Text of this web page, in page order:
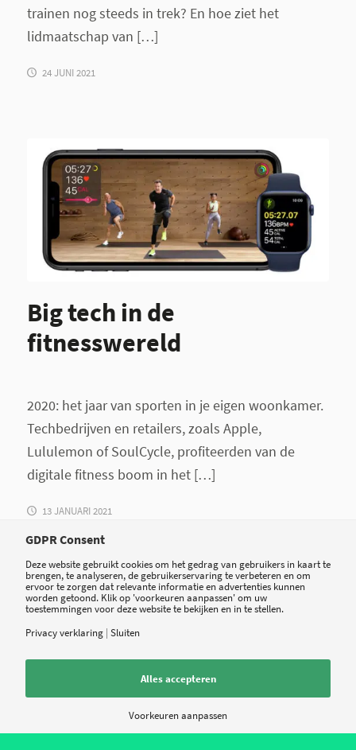
trainen nog steeds in trek? En hoe ziet het
lidmaatschap van […]
24 JUNI 2021
Big tech in de
fitnesswereld
2020: het jaar van sporten in je eigen woonkamer.
Techbedrijven en retailers, zoals Apple,
Lululemon of SoulCycle, profiteerden van de
digitale fitness boom in het […]
13 JANUARI 2021
Newsroom: Nederlandse
GDPR Consent
Deze website gebruikt cookies om het gedrag van gebruikers in kaart te
brengen, te analyseren, de gebruikerservaring te verbeteren en om
ervoor te zorgen dat relevante informatie en advertenties kunnen
worden getoond. Klik op 'voorkeuren aanpassen' om uw
toestemmingen voor deze website te bekijken en in te stellen.
Privacy verklaring | Sluiten
Alles accepteren
Voorkeuren aanpassen